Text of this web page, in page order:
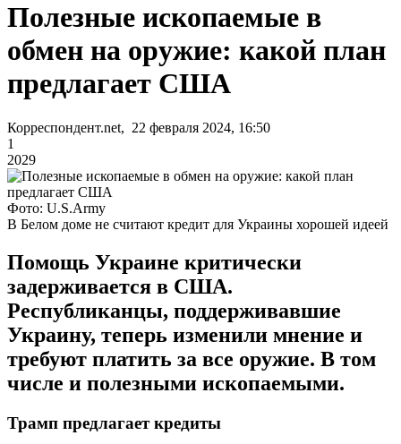
Полезные ископаемые в
обмен на оружие: какой план
предлагает США
Корреспондент.net, 22 февраля 2024, 16:50
1
2029
Фото: U.S.Army
В Белом доме не считают кредит для Украины хорошей идеей
Помощь Украине критически
задерживается в США.
Республиканцы, поддерживавшие
Украину, теперь изменили мнение и
требуют платить за все оружие. В том
числе и полезными ископаемыми.
Трамп предлагает кредиты